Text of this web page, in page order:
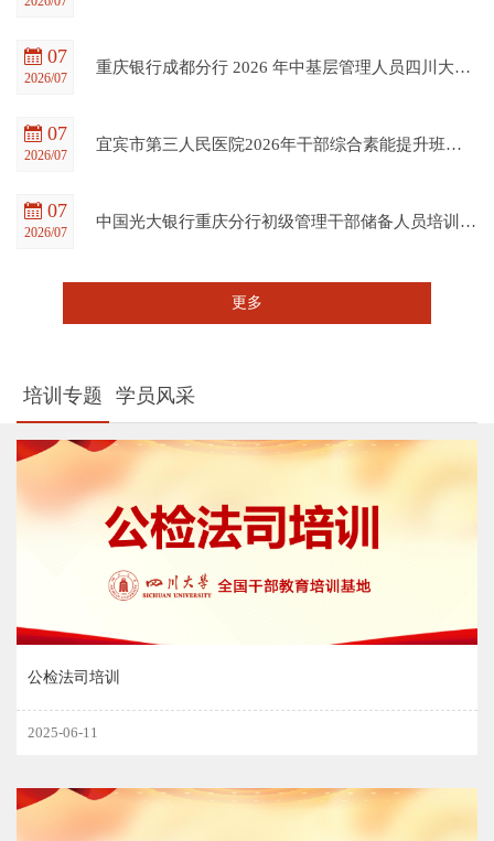
07
2026/07
重庆银行成都分行 2026 年中基层管理人员四川大学培训项目（第一期）在四川大学全国干部教育培训基地顺利开班
07
2026/07
宜宾市第三人民医院2026年干部综合素能提升班在四川大学全国干部教育培训基地顺利开班
07
2026/07
中国光大银行重庆分行初级管理干部储备人员培训班在四川大学全国干部教育培训基地顺利开班
更多
培训专题 学员风采
公检法司培训
2025-06-11